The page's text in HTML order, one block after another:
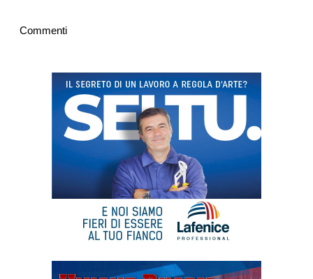
Commenti